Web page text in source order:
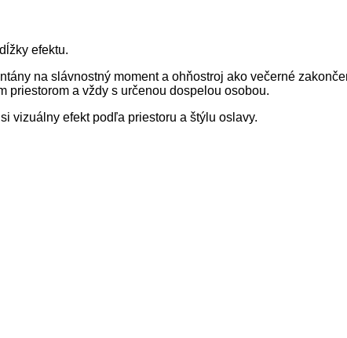
efektu.
na slávnostný moment a ohňostroj ako večerné
priestorom a vždy s určenou dospelou osobou.
vizuálny efekt podľa priestoru a štýlu oslavy.